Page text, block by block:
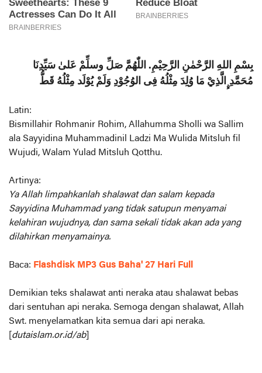
بِسْمِ اللهِ الرَّحْمٰنِ الرَّحِيْمِ. اللّٰهُمَّ صَلِّ وسلِّمْ عَلىٰ سَيِّدِنَا
مُحَمَّدِ ࣙالَّذِيْ مَا وُلِدَ مِثْلُهُ فِى الوُجُوْدِ وَلَمْ يُوْلَد مِثْلُهُ قَطُّ
Latin:
Bismillahir Rohmanir Rohim, Allahumma Sholli wa Sallim
ala Sayyidina Muhammadinil Ladzi Ma Wulida Mitsluh fil
Wujudi, Walam Yulad Mitsluh Qotthu.
Artinya:
Ya Allah limpahkanlah shalawat dan salam kepada
Sayyidina Muhammad yang tidak satupun menyamai
kelahiran wujudnya, dan sama sekali tidak akan ada yang
dilahirkan menyamainya.
Baca: Flashdisk MP3 Gus Baha' 27 Hari Full
Demikian teks shalawat anti neraka atau shalawat bebas
dari sentuhan api neraka. Semoga dengan shalawat, Allah
Swt. menyelamatkan kita semua dari api neraka.
dutaislam.or.id/ab]